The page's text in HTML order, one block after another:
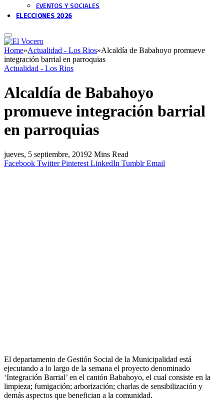
EVENTOS Y SOCIALES
ELECCIONES 2026
Home»Actualidad - Los Rios»Alcaldía de Babahoyo promueve
integración barrial en parroquias
Actualidad - Los Rios
Alcaldía de Babahoyo
promueve integración barrial
en parroquias
jueves, 5 septiembre, 20192 Mins Read
Facebook Twitter Pinterest LinkedIn Tumblr Email
El departamento de Gestión Social de la Municipalidad está
ejecutando a lo largo de la semana el proyecto denominado
‘Integración Barrial’ en el cantón Babahoyo, el cual consiste en la
limpieza; fumigación; arborización; charlas de sensibilización y
demás aspectos que benefician a la comunidad.